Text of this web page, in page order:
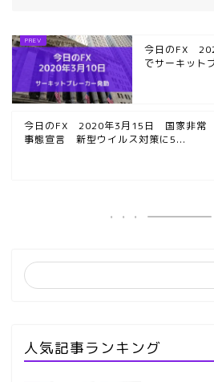
今日のFX
でサーキット
今日のFX 2020年3月15日 国家非常
事態宣言 新型ウイルス対策に5...
人気記事ランキング